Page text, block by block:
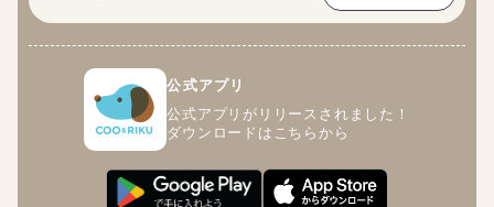
公式アプリ
公式アプリがリリースされました！
ダウンロードはこちらから